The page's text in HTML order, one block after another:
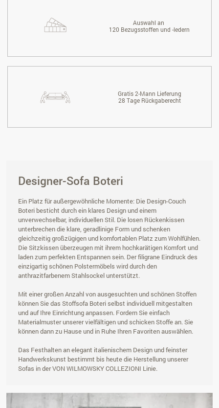
Auswahl an
120 Bezugsstoffen und -ledern
Gratis 2-Mann Lieferung
28 Tage Rückgaberecht
Designer-Sofa Boteri
Ein Platz für außergewöhnliche Momente: Die Design-Couch
Boteri besticht durch ein klares Design und einem
unverwechselbar, individuellen Stil. Die losen Rückenkissen
unterbrechen die klare, geradlinige Form und schenken
gleichzeitig großzügigen und komfortablen Platz zum Wohlfühlen.
Die Sitzkissen überzeugen mit ihrem hochkarätigen Komfort und
laden zum perfekten Entspannen sein. Der filigrane Eindruck des
einzigartig schönen Polstermöbels wird durch den
anthrazitfarbenem Stahlsockel unterstützt.
Mit einer großen Anzahl von ausgesuchten und schönen Stoffen
können Sie das Stoffsofa Boteri selbst individuell mitgestalten
und auf Ihre Einrichtung anpassen. Fordern Sie einfach
Materialmuster unserer vielfältigen und schicken Stoffe an. Sie
können dann zu Hause und in Ruhe Ihren Favoriten auswählen.
Das Festhalten an elegant italienischem Design und feinster
Handwerkskunst bestimmt bis heute die Herstellung unserer
Sofas in der VON WILMOWSKY COLLEZIONI Linie.